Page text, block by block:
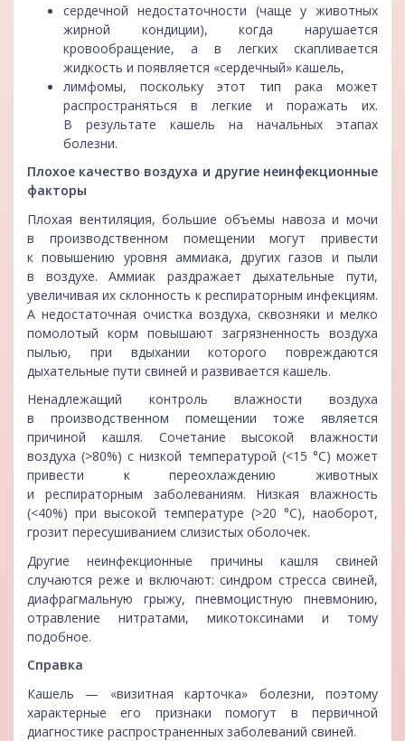
сердечной недостаточности (чаще у животных
жирной кондиции), когда нарушается
кровообращение, а в легких скапливается
жидкость и появляется «сердечный» кашель,
лимфомы, поскольку этот тип рака может
распространяться в легкие и поражать их.
В результате кашель на начальных этапах
болезни.
Плохое качество воздуха и другие неинфекционные
факторы
Плохая вентиляция, большие объемы навоза и мочи
в производственном помещении могут привести
к повышению уровня аммиака, других газов и пыли
в воздухе. Аммиак раздражает дыхательные пути,
увеличивая их склонность к респираторным инфекциям.
А недостаточная очистка воздуха, сквозняки и мелко
помолотый корм повышают загрязненность воздуха
пылью, при вдыхании которого повреждаются
дыхательные пути свиней и развивается кашель.
Ненадлежащий контроль влажности воздуха
в производственном помещении тоже является
причиной кашля. Сочетание высокой влажности
воздуха (>80%) с низкой температурой (<15 °С) может
привести к переохлаждению животных
и респираторным заболеваниям. Низкая влажность
(<40%) при высокой температуре (>20 °С), наоборот,
грозит пересушиванием слизистых оболочек.
Другие неинфекционные причины кашля свиней
случаются реже и включают: синдром стресса свиней,
диафрагмальную грыжу, пневмоцистную пневмонию,
отравление нитратами, микотоксинами и тому
подобное.
Справка
Кашель — «визитная карточка» болезни, поэтому
характерные его признаки помогут в первичной
диагностике распространенных заболеваний свиней.